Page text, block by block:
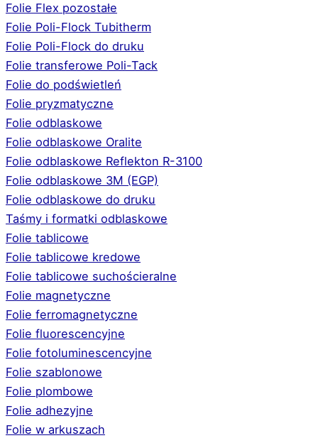
Folie Flex pozostałe
Folie Poli-Flock Tubitherm
Folie Poli-Flock do druku
Folie transferowe Poli-Tack
Folie do podświetleń
Folie pryzmatyczne
Folie odblaskowe
Folie odblaskowe Oralite
Folie odblaskowe Reflekton R-3100
Folie odblaskowe 3M (EGP)
Folie odblaskowe do druku
Taśmy i formatki odblaskowe
Folie tablicowe
Folie tablicowe kredowe
Folie tablicowe suchościeralne
Folie magnetyczne
Folie ferromagnetyczne
Folie fluorescencyjne
Folie fotoluminescencyjne
Folie szablonowe
Folie plombowe
Folie adhezyjne
Folie w arkuszach